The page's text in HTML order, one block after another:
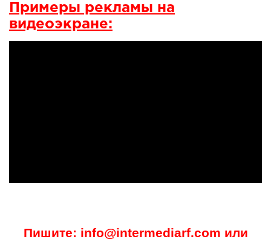
Примеры рекламы на
видеоэкране:
Пишите: info@intermediarf.com или